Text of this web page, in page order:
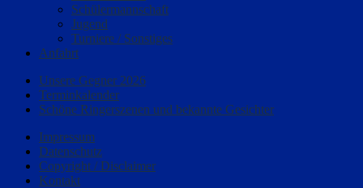
Schülermannschaft
Jugend
Turniere / Sonstiges
Anfahrt
Unsere Gegner 2026
Terminkalender
Schöne Ringerszenen und bekannte Gesichter
Impressum
Datenschutz
Copyright / Disclaimer
Kontakt